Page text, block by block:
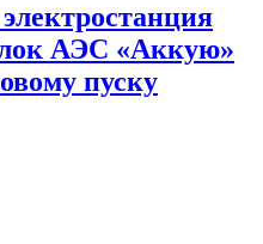
АЭС «Аккую»
пуску